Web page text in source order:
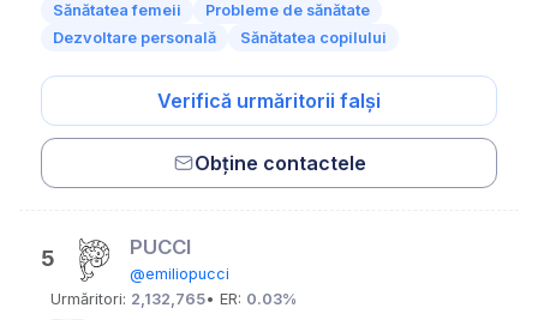
Sănătatea femeii
Probleme de sănătate
Dezvoltare personală
Sănătatea copilului
Verifică urmăritorii falși
Obține contactele
5 PUCCI
@emiliopucci
Urmăritori: 2,132,765• ER: 0.03%